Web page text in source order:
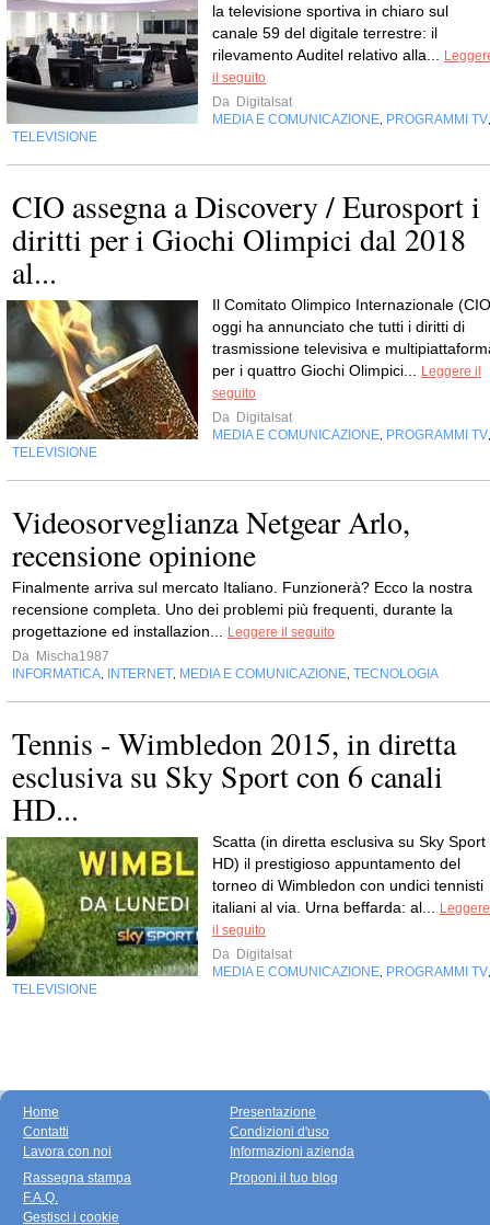
la televisione sportiva in chiaro sul
canale 59 del digitale terrestre: il
rilevamento Auditel relativo alla...
il seguito
Da Digitalsat
MEDIA E COMUNICAZIONE PROGRAMMI TV
TELEVISIONE
CIO assegna a Discovery / Eurosport i
diritti per i Giochi Olimpici dal 2018
al...
Il Comitato Olimpico Internazionale
oggi ha annunciato che tutti i diritti di
trasmissione televisiva e
per i quattro Giochi Olimpici...
Leggere il
seguito
Da Digitalsat
MEDIA E COMUNICAZIONE PROGRAMMI TV
TELEVISIONE
Videosorveglianza Netgear Arlo,
recensione opinione
Finalmente arriva sul mercato Italiano. Funzionerà? Ecco la nostra
recensione completa. Uno dei problemi più frequenti, durante la
progettazione ed installazion...
Leggere il seguito
Da Mischa1987
INFORMATICA INTERNET MEDIA E COMUNICAZIONE TECNOLOGIA
Tennis - Wimbledon 2015, in diretta
esclusiva su Sky Sport con 6 canali
HD...
Scatta (in diretta esclusiva su Sky Sport
HD) il prestigioso appuntamento del
torneo di Wimbledon con undici tennisti
italiani al via. Urna beffarda: al...
Leggere
il seguito
Da Digitalsat
MEDIA E COMUNICAZIONE PROGRAMMI TV
TELEVISIONE
Home
Contatti
Lavora con noi
Presentazione
Condizioni d'uso
Informazioni azienda
Rassegna stampa
F.A.Q.
Gestisci i cookie
Proponi il tuo blog